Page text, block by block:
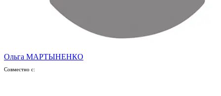
Ольга МАРТЫНЕНКО
Совместно с: